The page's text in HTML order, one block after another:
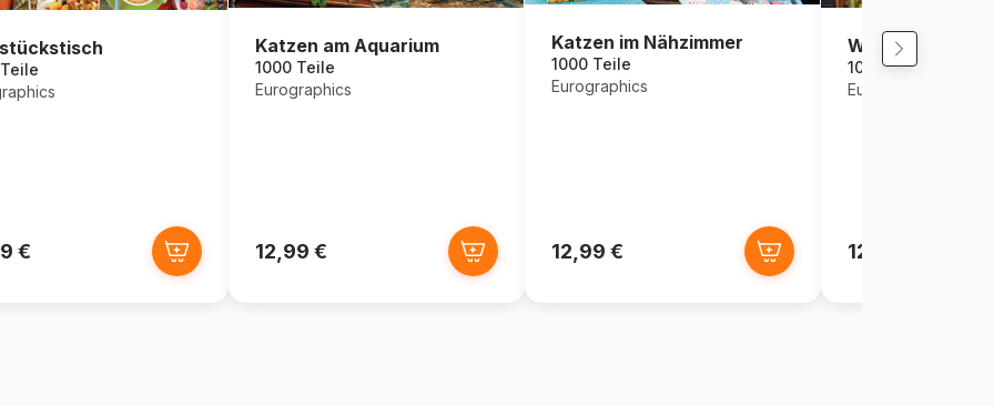
€
Katzen am Aquarium
1000 Teile
Eurographics
12,99 €
Katzen im Nähzimmer
1000 Teile
Eurographics
12,99 €
Weingut
1000 Teile
Eurographics
12,99 €